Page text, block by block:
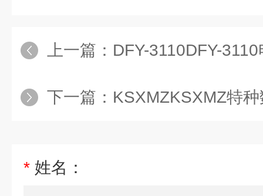
上一篇： DFY-3110DFY-
下一篇： KSXMZKSXMZ特
* 姓名：